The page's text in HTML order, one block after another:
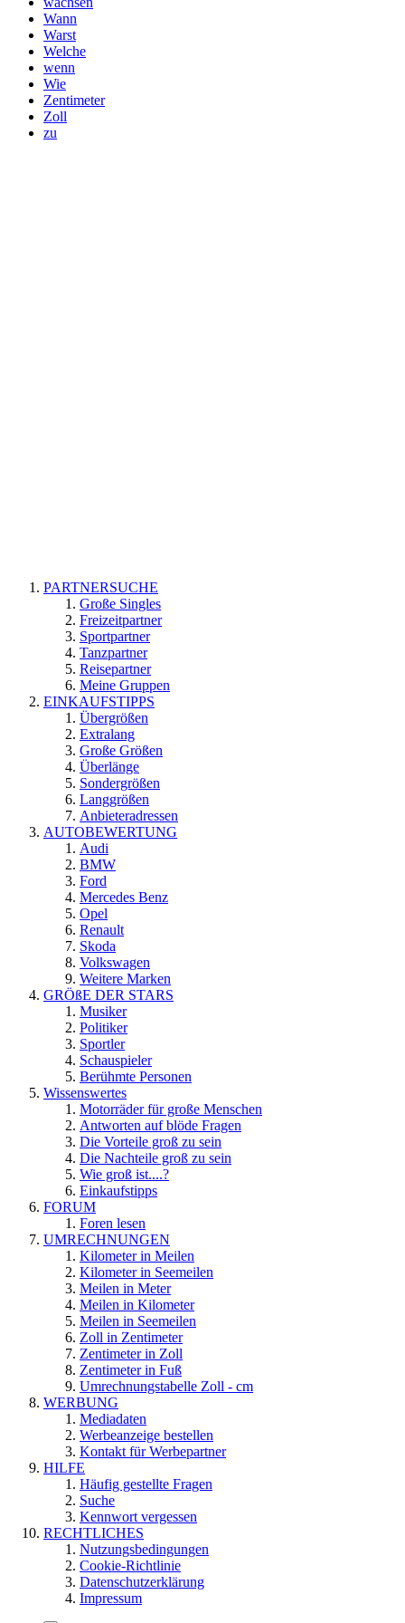
Wann
Warst
Welche
wenn
Wie
Zentimeter
Zoll
zu
PARTNERSUCHE
Große Singles
Freizeitpartner
Sportpartner
Tanzpartner
Reisepartner
Meine Gruppen
EINKAUFSTIPPS
Übergrößen
Extralang
Große Größen
Überlänge
Sondergrößen
Langgrößen
Anbieteradressen
AUTOBEWERTUNG
Audi
BMW
Ford
Mercedes Benz
Opel
Renault
Skoda
Volkswagen
Weitere Marken
GRÖßE DER STARS
Musiker
Politiker
Sportler
Schauspieler
Berühmte Personen
Wissenswertes
Motorräder für große Menschen
Antworten auf blöde Fragen
Die Vorteile groß zu sein
Die Nachteile groß zu sein
Wie groß ist....?
Einkaufstipps
FORUM
Foren lesen
UMRECHNUNGEN
Kilometer in Meilen
Kilometer in Seemeilen
Meilen in Meter
Meilen in Kilometer
Meilen in Seemeilen
Zoll in Zentimeter
Zentimeter in Zoll
Zentimeter in Fuß
Umrechnungstabelle Zoll - cm
WERBUNG
Mediadaten
Werbeanzeige bestellen
Kontakt für Werbepartner
HILFE
Häufig gestellte Fragen
Suche
Kennwort vergessen
RECHTLICHES
Nutzungsbedingungen
Cookie-Richtlinie
Datenschutzerklärung
Impressum